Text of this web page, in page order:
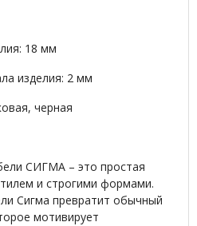
18 мм
изделия: 2 мм
черная
СИГМА – это простая
и строгими формами.
Сигма превратит обычный
мотивирует